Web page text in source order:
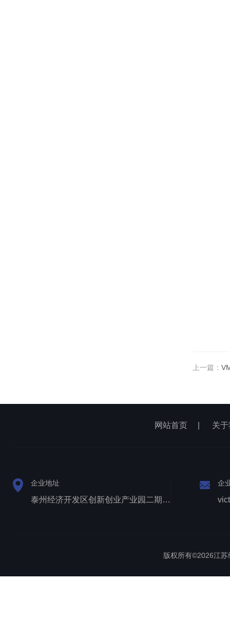
上一篇：
网站首页 关
企业地址
泰州经济开发区创新创业产业园二期1号厂房西侧三层
企
版权所有©2026江